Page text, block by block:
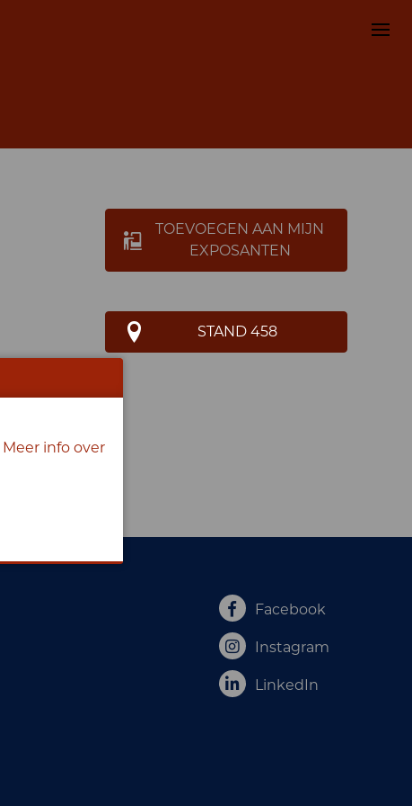
TOEVOEGEN AAN MIJN
EXPOSANTEN
STAND 458
Facebook
Instagram
LinkedIn
Meer info over